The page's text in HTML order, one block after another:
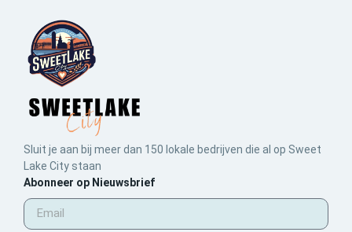
Sluit je aan bij meer dan 150 lokale bedrijven die al op Sweet
Lake City staan
Abonneer op Nieuwsbrief